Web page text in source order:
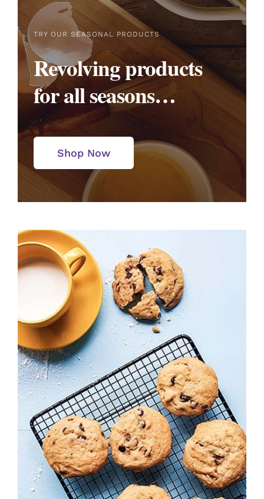
TRY OUR SEASONAL PRODUCTS
Revolving products
for all seasons…
Shop Now